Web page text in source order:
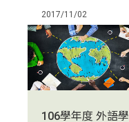
2017/11/02
106學年度 外語學